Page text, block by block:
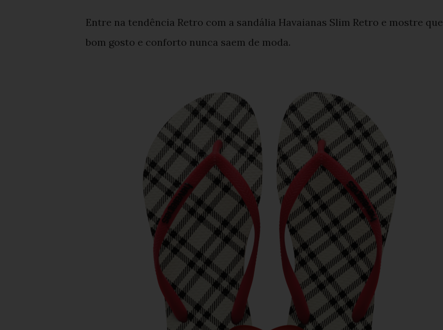
Entre na tendência Retro com a sandália Havaianas Slim Retro e mostre que
bom gosto e conforto nunca saem de moda.